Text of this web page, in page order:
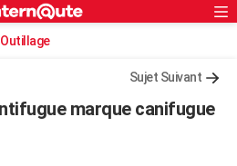
S'inscrire
Outillage
Sujet Suivant
marque canifugue